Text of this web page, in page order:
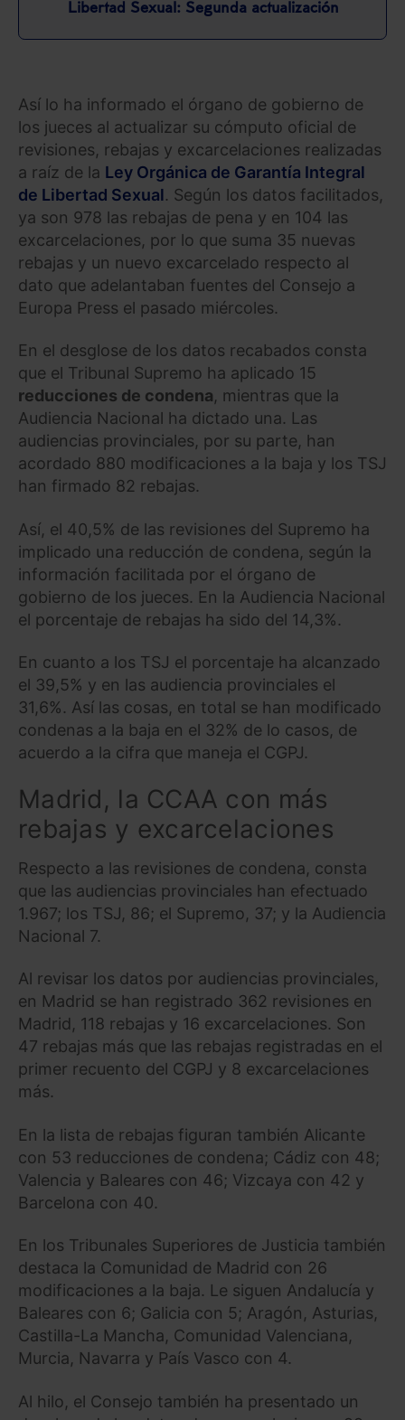
Libertad Sexual: Segunda actualización
Así lo ha informado el órgano de gobierno de
los jueces al actualizar su cómputo oficial de
revisiones, rebajas y excarcelaciones realizadas
a raíz de la Ley Orgánica de Garantía Integral
de Libertad Sexual. Según los datos facilitados,
ya son 978 las rebajas de pena y en 104 las
excarcelaciones, por lo que suma 35 nuevas
rebajas y un nuevo excarcelado respecto al
dato que adelantaban fuentes del Consejo a
Europa Press el pasado miércoles.
En el desglose de los datos recabados consta
que el Tribunal Supremo ha aplicado 15
reducciones de condena, mientras que la
Audiencia Nacional ha dictado una. Las
audiencias provinciales, por su parte, han
acordado 880 modificaciones a la baja y los TSJ
han firmado 82 rebajas.
Así, el 40,5% de las revisiones del Supremo ha
implicado una reducción de condena, según la
información facilitada por el órgano de
gobierno de los jueces. En la Audiencia Nacional
el porcentaje de rebajas ha sido del 14,3%.
En cuanto a los TSJ el porcentaje ha alcanzado
el 39,5% y en las audiencia provinciales el
31,6%. Así las cosas, en total se han modificado
condenas a la baja en el 32% de lo casos, de
acuerdo a la cifra que maneja el CGPJ.
Madrid, la CCAA con más
rebajas y excarcelaciones
Respecto a las revisiones de condena, consta
que las audiencias provinciales han efectuado
1.967; los TSJ, 86; el Supremo, 37; y la Audiencia
Nacional 7.
Al revisar los datos por audiencias provinciales,
en Madrid se han registrado 362 revisiones en
Madrid, 118 rebajas y 16 excarcelaciones. Son
47 rebajas más que las rebajas registradas en el
primer recuento del CGPJ y 8 excarcelaciones
más.
En la lista de rebajas figuran también Alicante
con 53 reducciones de condena; Cádiz con 48;
Valencia y Baleares con 46; Vizcaya con 42 y
Barcelona con 40.
En los Tribunales Superiores de Justicia también
destaca la Comunidad de Madrid con 26
modificaciones a la baja. Le siguen Andalucía y
Baleares con 6; Galicia con 5; Aragón, Asturias,
Castilla-La Mancha, Comunidad Valenciana,
Murcia, Navarra y País Vasco con 4.
Al hilo, el Consejo también ha presentado un